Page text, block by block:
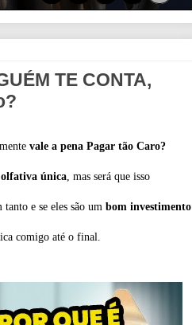
TE CONTA,
vale a pena Pagar tão Caro?
única, mas será que isso
e se eles são um bom investimento
comigo até o final.